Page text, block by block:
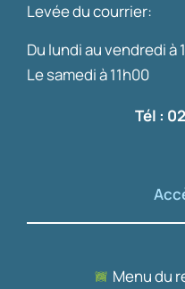
Levée du courrier:
Du lundi au vendredi à
Le samedi à 11h00
Tél :
Menu du